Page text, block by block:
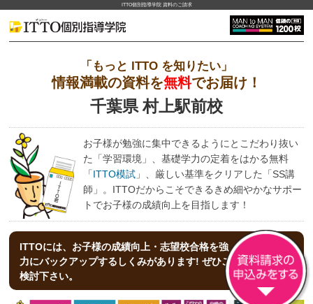
ITTO個別指導学院 資料のご請求
「もっと ITTO を知りたい」
情報満載の資料を無料でお届け！
千葉県 村上駅前校
お子様が勉強に集中できるようにとこだわり抜い
た「学習環境」、基礎学力の定着をはかる無料
「ITTO模試」、厳しい基準をクリアした「SS講
師」。ITTOだからこそできるきめ細やかなサポー
トでお子様の成績向上を目指します！
ITTOには、お子様の成績向上・志望校合格を強
力にバックアップする しくみがあります! ぜひご
検討下さい。